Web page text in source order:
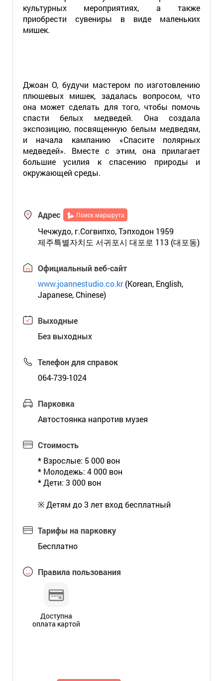
культурных мероприятиях, а также
приобрести сувениры в виде маленьких
мишек.
Джоан О, будучи мастером по изготовлению
плюшевых мишек, задалась вопросом, что
она может сделать для того, чтобы помочь
спасти белых медведей. Она создала
экспозицию, посвященную белым медведям,
и начала кампанию «Спасите полярных
медведей». Вместе с этим, она прилагает
большие усилия к спасению природы и
окружающей среды.
Адрес Поиск маршрута
Чечжудо, г.Согвипхо, Тэпходон 1959
제주특별자치도 서귀포시 대포로 113 (대포동)
Официальный веб-сайт
www.joannestudio.co.kr(Korean, English,
Japanese, Chinese)
Выходные
Без выходных
Телефон для справок
064-739-1024
Парковка
Автостоянка напротив музея
Стоимость
* Взрослые: 5 000 вон
* Молодежь: 4 000 вон
* Дети: 3 000 вон
※ Детям до 3 лет вход бесплатный
Тарифы на парковку
Бесплатно
Правила пользования
Доступна
оплата картой